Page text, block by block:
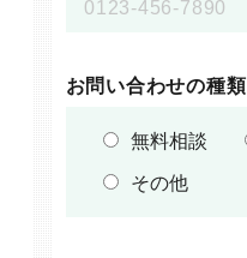
お問い合わせの種類
無料相談
その他